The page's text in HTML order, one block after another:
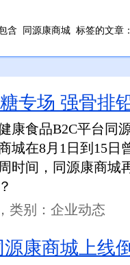
含 同源康商城 标签的文章
专场 强骨排
康食品B2C平台同
城在8月1日到15日
时间，同源康商城
，类别：企业动态
康商城上线